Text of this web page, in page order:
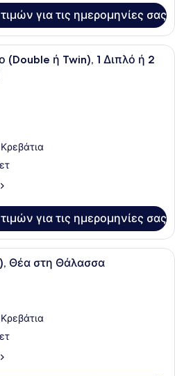
για τις ημερομηνίες σας
Ένα στρωμένο κρεβάτι με λευκά
(Double ή Twin), 1 Διπλό ή 2
για τις ημερομηνίες σας
Ένα δωμάτιο ξενοδοχείου με ένα
Θέα στη Θάλασσα